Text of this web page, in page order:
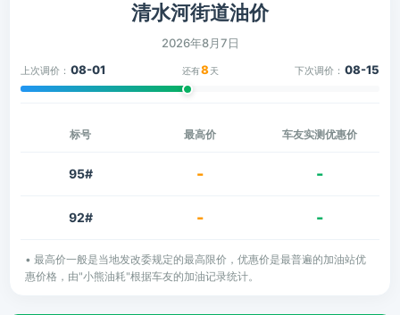
清水河街道油价
2026年8月7日
上次调价： 08-01 还有8 天 下次调价： 08-15
标号 最高价 车友实测优惠价
95# - -
92# - -
• 最高价一般是当地发改委规定的最高限价，优惠价是最普遍的加油站优
惠价格，由"小熊油耗"根据车友的加油记录统计。